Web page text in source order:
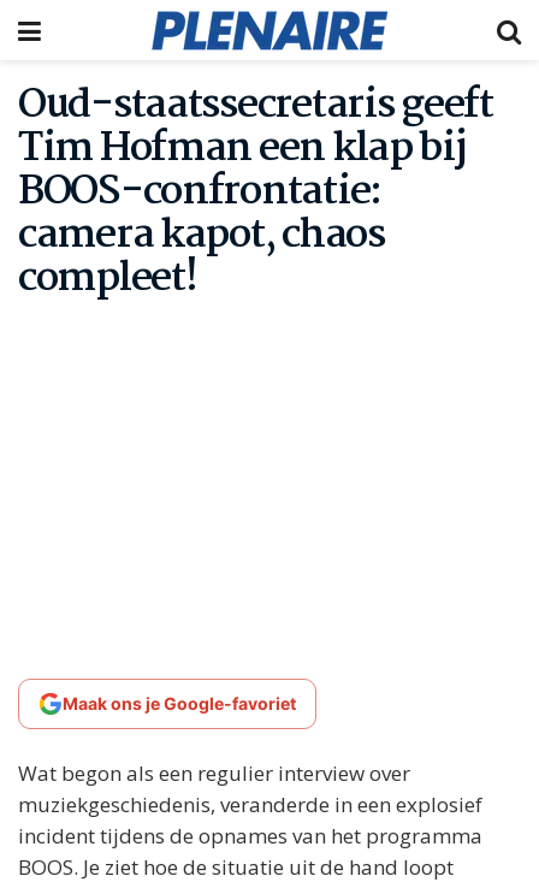
Oud-staatssecretaris geeft
Tim Hofman een klap bij
BOOS-confrontatie:
camera kapot, chaos
compleet!
Maak ons je Google-favoriet
Wat begon als een regulier interview over
muziekgeschiedenis, veranderde in een explosief
incident tijdens de opnames van het programma
BOOS. Je ziet hoe de situatie uit de hand loopt